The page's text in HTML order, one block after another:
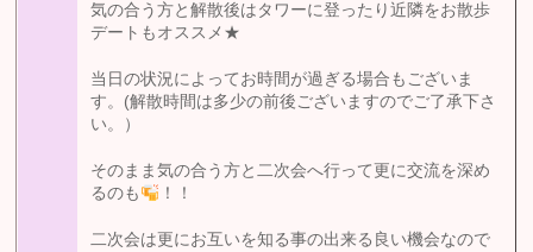
気の合う方と解散後はタワーに登ったり近隣をお散歩
デートもオススメ★
当日の状況によってお時間が過ぎる場合もございま
す。(解散時間は多少の前後ございますのでご了承下さ
い。）
そのまま気の合う方と二次会へ行って更に交流を深め
るのも
！！
二次会は更にお互いを知る事の出来る良い機会なので